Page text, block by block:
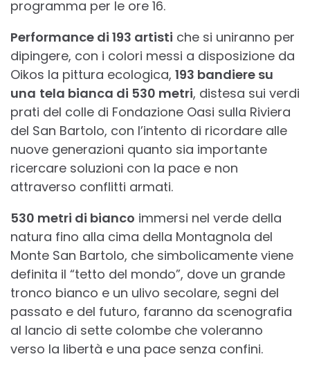
programma per le ore 16.
Performance di 193 artisti che si uniranno per
dipingere, con i colori messi a disposizione da
Oikos la pittura ecologica, 193 bandiere su
una tela bianca di 530 metri, distesa sui verdi
prati del colle di Fondazione Oasi sulla Riviera
del San Bartolo, con l’intento di ricordare alle
nuove generazioni quanto sia importante
ricercare soluzioni con la pace e non
attraverso conflitti armati.
530 metri di bianco immersi nel verde della
natura fino alla cima della Montagnola del
Monte San Bartolo, che simbolicamente viene
definita il “tetto del mondo”, dove un grande
tronco bianco e un ulivo secolare, segni del
passato e del futuro, faranno da scenografia
al lancio di sette colombe che voleranno
verso la libertà e una pace senza confini.